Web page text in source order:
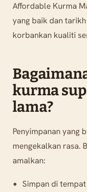
Affordable Kurma
yang baik dan
korbankan kualiti
kurma
lama?
Penyimpanan yang
mengekalkan rasa.
amalkan:
Simpan di